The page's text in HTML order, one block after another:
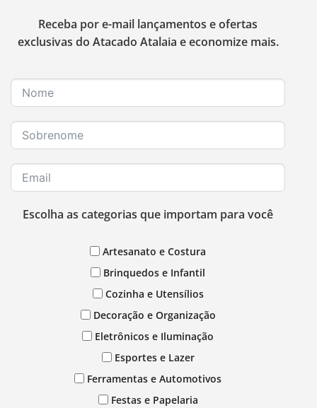
Receba por e-mail lançamentos e ofertas
exclusivas do Atacado Atalaia e economize mais.
Escolha as categorias que importam para você
Artesanato e Costura
Brinquedos e Infantil
Cozinha e Utensílios
Decoração e Organização
Eletrônicos e Iluminação
Esportes e Lazer
Ferramentas e Automotivos
Festas e Papelaria